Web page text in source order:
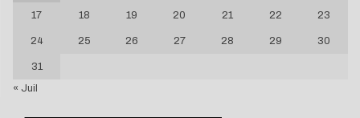
17 18 19 20 21 22 23
24 25 26 27 28 29 30
31
« Juil